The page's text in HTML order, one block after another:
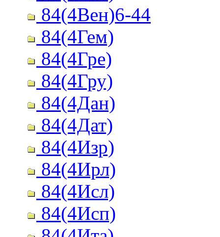
84(4Вен)6-44
84(4Гем)
84(4Гре)
84(4Гру)
84(4Дан)
84(4Дат)
84(4Изр)
84(4Ирл)
84(4Исл)
84(4Исп)